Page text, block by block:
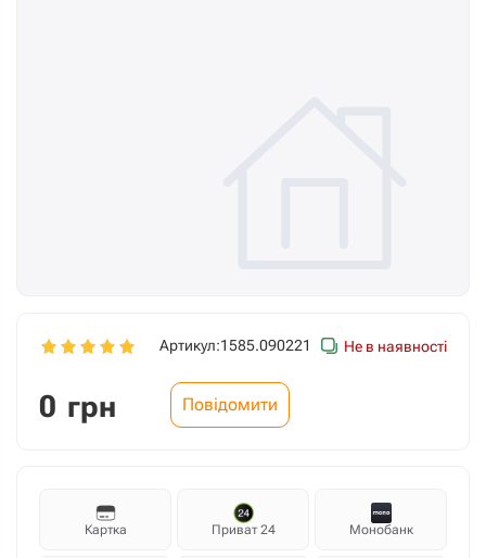
Артикул:1585.090221 Не в наявності
0 грн Повідомити
Картка Приват 24 Монобанк